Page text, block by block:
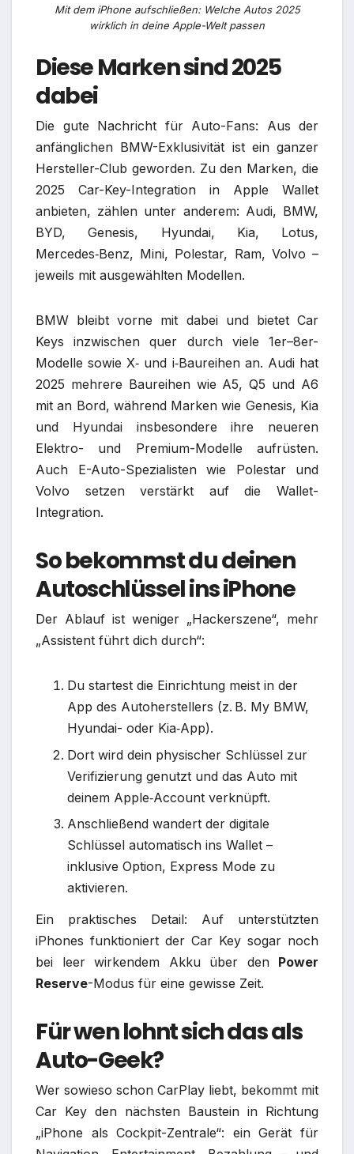
Mit dem iPhone aufschließen: Welche Autos 2025
wirklich in deine Apple-Welt passen
Diese Marken sind 2025
dabei
Die gute Nachricht für Auto-Fans: Aus der
anfänglichen BMW-Exklusivität ist ein ganzer
Hersteller-Club geworden. Zu den Marken, die
2025 Car-Key-Integration in Apple Wallet
anbieten, zählen unter anderem: Audi, BMW,
BYD, Genesis, Hyundai, Kia, Lotus,
Mercedes‑Benz, Mini, Polestar, Ram, Volvo –
jeweils mit ausgewählten Modellen.​
BMW bleibt vorne mit dabei und bietet Car
Keys inzwischen quer durch viele 1er–8er-
Modelle sowie X‑ und i‑Baureihen an. Audi hat
2025 mehrere Baureihen wie A5, Q5 und A6
mit an Bord, während Marken wie Genesis, Kia
und Hyundai insbesondere ihre neueren
Elektro- und Premium-Modelle aufrüsten.
Auch E-Auto-Spezialisten wie Polestar und
Volvo setzen verstärkt auf die Wallet-
Integration.​
So bekommst du deinen
Autoschlüssel ins iPhone
Der Ablauf ist weniger „Hackerszene“, mehr
„Assistent führt dich durch“:
Du startest die Einrichtung meist in der
App des Autoherstellers (z. B. My BMW,
Hyundai- oder Kia‑App).​
Dort wird dein physischer Schlüssel zur
Verifizierung genutzt und das Auto mit
deinem Apple‑Account verknüpft.​​
Anschließend wandert der digitale
Schlüssel automatisch ins Wallet –
inklusive Option, Express Mode zu
aktivieren.​
Ein praktisches Detail: Auf unterstützten
iPhones funktioniert der Car Key sogar noch
bei leer wirkendem Akku über den Power
Reserve-Modus für eine gewisse Zeit.​
Für wen lohnt sich das als
Auto-Geek?
Wer sowieso schon CarPlay liebt, bekommt mit
Car Key den nächsten Baustein in Richtung
„iPhone als Cockpit-Zentrale“: ein Gerät für